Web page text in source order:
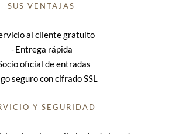
SUS VENTAJAS
al cliente gratuito
Entrega rápida
oficial de entradas
seguro con cifrado SSL
Y SEGURIDAD